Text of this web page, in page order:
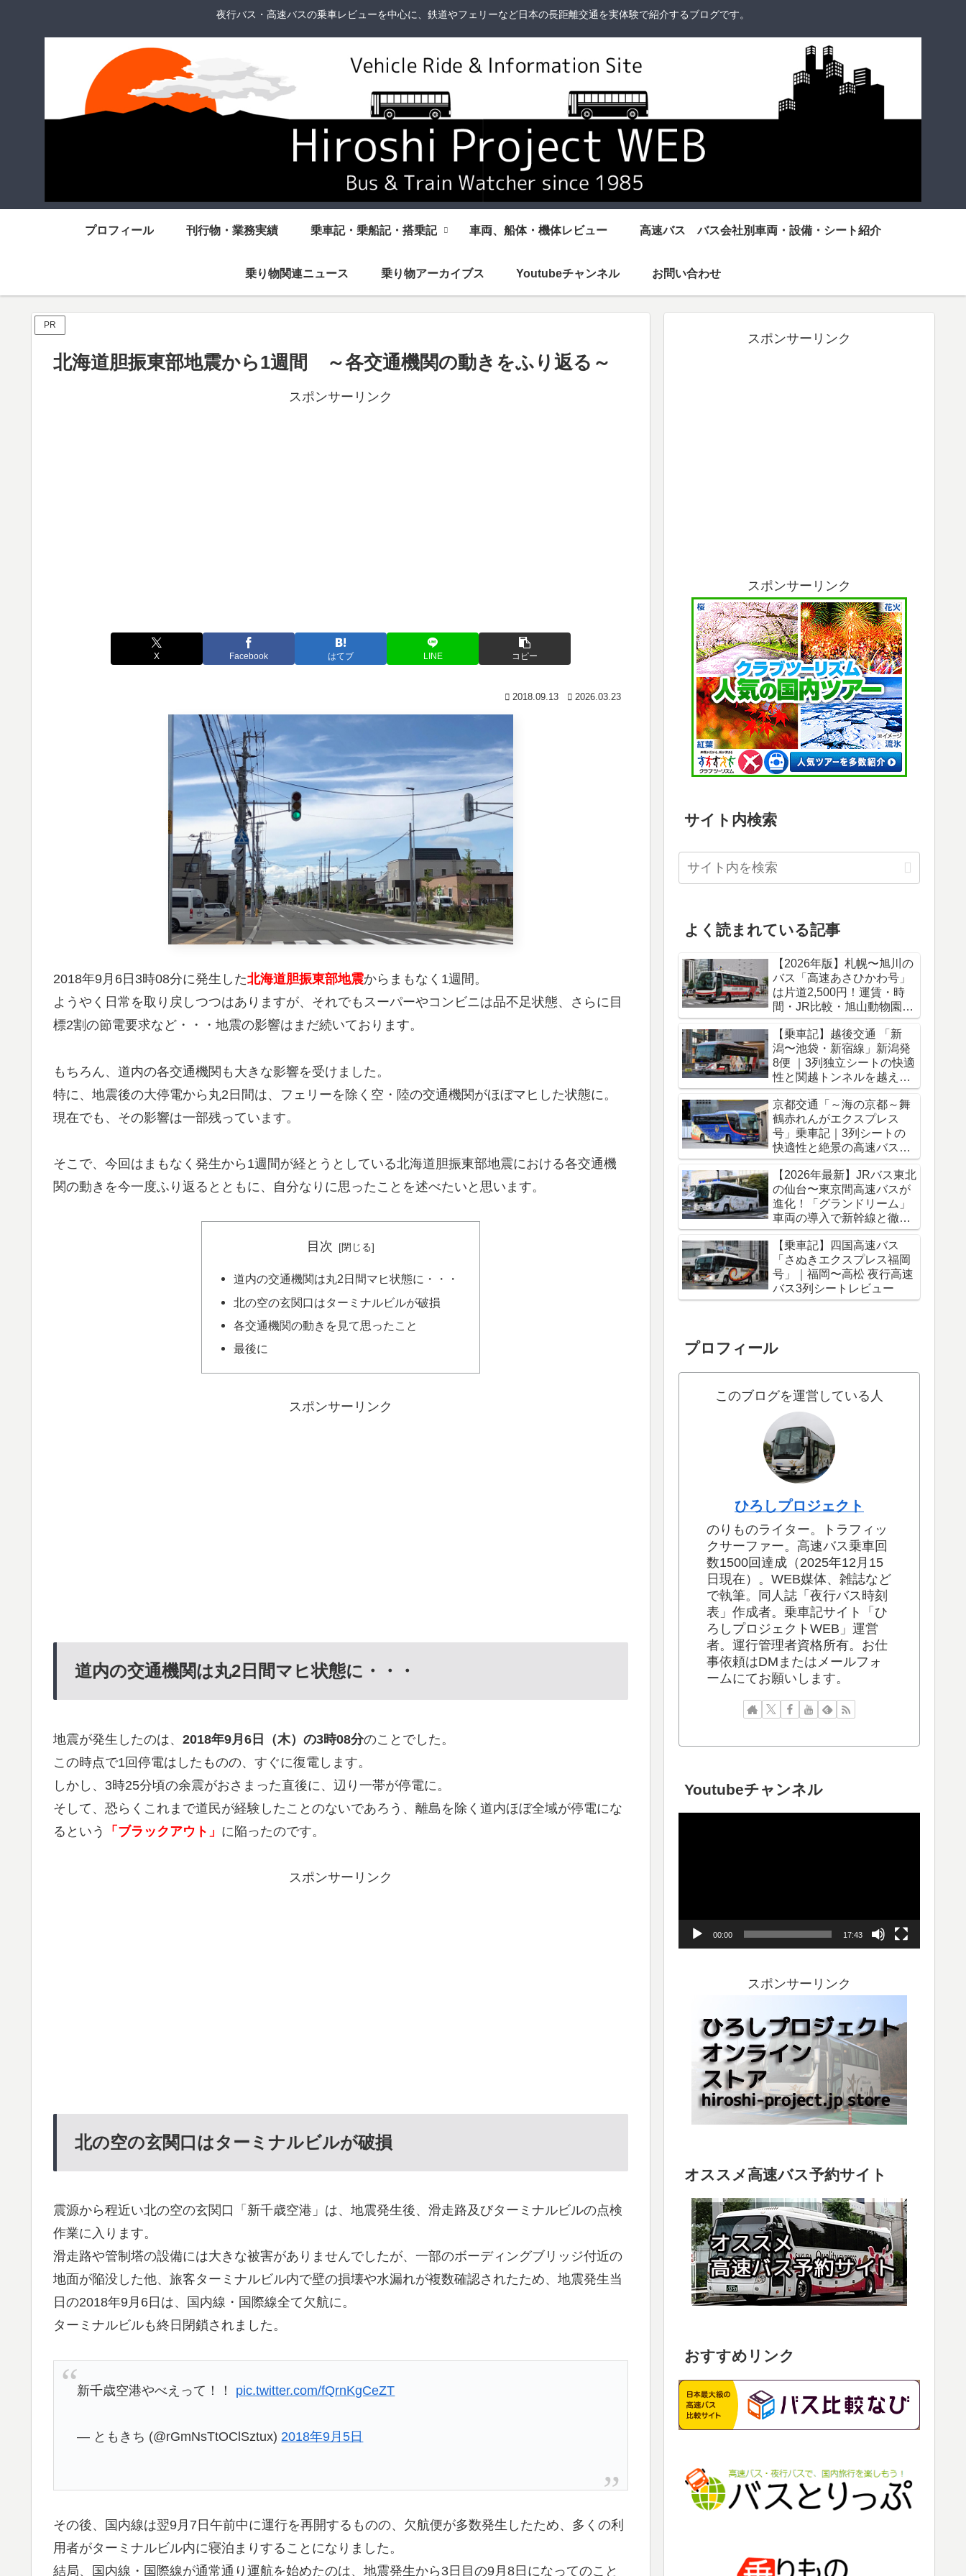
夜行バス・高速バスの乗車レビューを中心に、鉄道やフェリーなど日本の長距離交通を実体験で紹介するブログです。
プロフィール 刊行物・業務実績 乗車記・乗船記・搭乗記 車両、船体・機体レビュー 高速バス バス会社別車両・設備・シート紹介
乗り物関連ニュース 乗り物アーカイブス Youtubeチャンネル お問い合わせ
PR
北海道胆振東部地震から1週間 ～各交通機関の動きをふり返る～
スポンサーリンク
X Facebook はてブ LINE コピー
2018.09.13 2026.03.23
2018年9月6日3時08分に発生した北海道胆振東部地震からまもなく1週間。
ようやく日常を取り戻しつつはありますが、それでもスーパーやコンビニは品不足状態、さらに目
標2割の節電要求など・・・地震の影響はまだ続いております。
もちろん、道内の各交通機関も大きな影響を受けました。
特に、地震後の大停電から丸2日間は、フェリーを除く空・陸の交通機関がほぼマヒした状態に。
現在でも、その影響は一部残っています。
そこで、今回はまもなく発生から1週間が経とうとしている北海道胆振東部地震における各交通機
関の動きを今一度ふり返るとともに、自分なりに思ったことを述べたいと思います。
目次
道内の交通機関は丸2日間マヒ状態に・・・
北の空の玄関口はターミナルビルが破損
各交通機関の動きを見て思ったこと
最後に
スポンサーリンク
道内の交通機関は丸2日間マヒ状態に・・・
地震が発生したのは、 2018年9月6日（木）の3時08分のことでした。
この時点で1回停電はしたものの、すぐに復電します。
しかし、3時25分頃の余震がおさまった直後に、辺り一帯が停電に。
そして、恐らくこれまで道民が経験したことのないであろう、離島を除く道内ほぼ全域が停電にな
るという
「ブラックアウト」 に陥ったのです。
スポンサーリンク
北の空の玄関口はターミナルビルが破損
震源から程近い北の空の玄関口「新千歳空港」は、地震発生後、滑走路及びターミナルビルの点検
作業に入ります。
滑走路や管制塔の設備には大きな被害がありませんでしたが、一部のボーディングブリッジ付近の
地面が陥没した他、旅客ターミナルビル内で壁の損壊や水漏れが複数確認されたため、地震発生当
日の2018年9月6日は、国内線・国際線全て欠航に。
ターミナルビルも終日閉鎖されました。
新千歳空港やべえって！！ pic.twitter.com/fQrnKgCeZT
— ともきち (@rGmNsTtOClSztux) 2018年9月5日
その後、国内線は翌9月7日午前中に運行を再開するものの、欠航便が多数発生したため、多くの利
用者がターミナルビル内に寝泊まりすることになりました。
結局、国内線・国際線が通常通り運航を始めたのは、地震発生から3日目の9月8日になってのこと
スポンサーリンク
スポンサーリンク
サイト内検索
よく読まれている記事
【2026年版】札幌〜旭川の
バス「高速あさひかわ号」
は片道2,500円！運賃・時
間・JR比較・旭山動物園ア
クセス完全ガイド
【乗車記】越後交通 「新
潟〜池袋・新宿線」新潟発
8便 ｜3列独立シートの快適
性と関越トンネルを越える
冬のバス旅
京都交通「～海の京都～舞
鶴赤れんがエクスプレス
号」乗車記｜3列シートの
快適性と絶景の高速バス車
窓をレポート
【2026年最新】JRバス東北
の仙台〜東京間高速バスが
進化！「グランドリーム」
車両の導入で新幹線と徹底
比較
【乗車記】四国高速バス
「さぬきエクスプレス福岡
号」｜福岡〜高松 夜行高速
バス3列シートレビュー
プロフィール
このブログを運営している人
ひろしプロジェクト
のりものライター。トラフィッ
クサーファー。高速バス乗車回
数1500回達成（2025年12月15
日現在）。WEB媒体、雑誌など
で執筆。同人誌「夜行バス時刻
表」作成者。乗車記サイト「ひ
ろしプロジェクトWEB」運営
者。運行管理者資格所有。お仕
事依頼はDMまたはメールフォ
ームにてお願いします。
Youtubeチャンネル
00:00 17:43
スポンサーリンク
オススメ高速バス予約サイト
おすすめリンク